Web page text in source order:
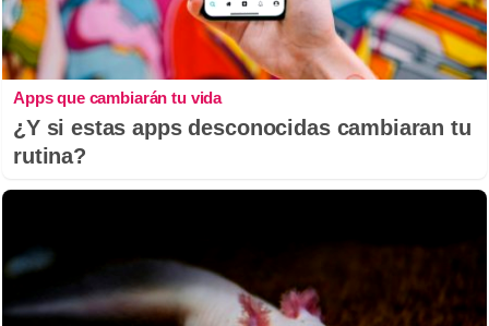
Apps que cambiarán tu vida
¿Y si estas apps desconocidas cambiaran tu
rutina?